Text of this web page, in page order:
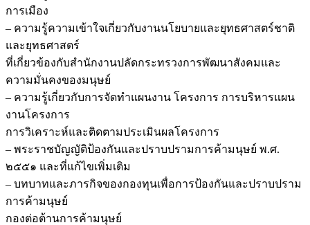
การเมือง
– ความรู้ความเข้าใจเกี่ยวกับงานนโยบายและยุทธศาสตร์ชาติ
และยุทธศาสตร์
ที่เกี่ยวข้องกับสำนักงานปลัดกระทรวงการพัฒนาสังคมและ
ความมั่นคงของมนุษย์
– ความรู้เกี่ยวกับการจัดทำแผนงาน โครงการ การบริหารแผน
งานโครงการ
การวิเคราะห์และติดตามประเมินผลโครงการ
– พระราชบัญญัติป้องกันและปราบปรามการค้ามนุษย์ พ.ศ.
๒๕๕๑ และที่แก้ไขเพิ่มเติม
– บทบาทและภารกิจของกองทุนเพื่อการป้องกันและปราบปราม
การค้ามนุษย์
กองต่อต้านการค้ามนุษย์